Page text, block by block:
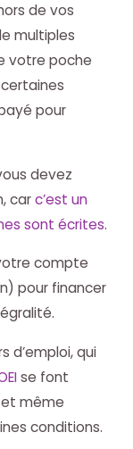
de vos
multiples
votre poche
pour
devez
carc’est un
sont écrites.
compte
pour financer
d’emploi, qui
se font
même
conditions.